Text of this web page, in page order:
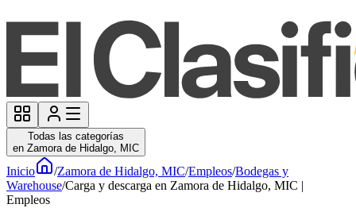
Todas las categorías
en Zamora de Hidalgo, MIC
Inicio /Zamora de Hidalgo, MIC/Empleos/Bodegas y
Warehouse/Carga y descarga en Zamora de Hidalgo, MIC |
Empleos